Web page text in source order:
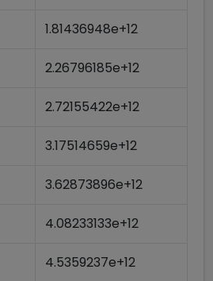
1.81436948e+12
2.26796185e+12
2.72155422e+12
3.17514659e+12
3.62873896e+12
4.08233133e+12
4.5359237e+12